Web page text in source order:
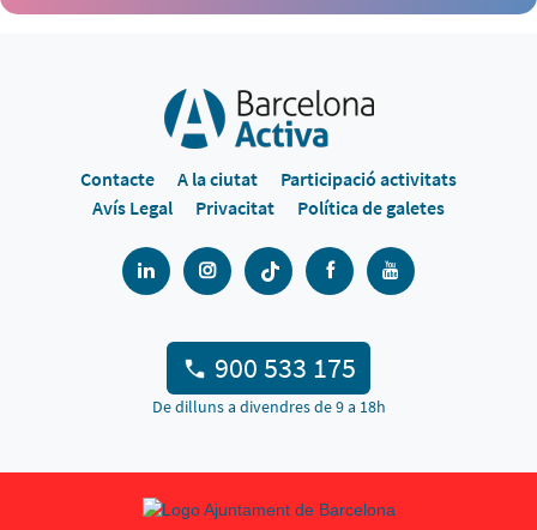
Contacte A la ciutat
Participació activitats
Avís Legal
Privacitat Política de galetes
900 533 175
De dilluns a divendres de 9 a 18h